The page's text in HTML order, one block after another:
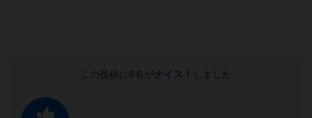
この投稿に 0名がナイス！ しました